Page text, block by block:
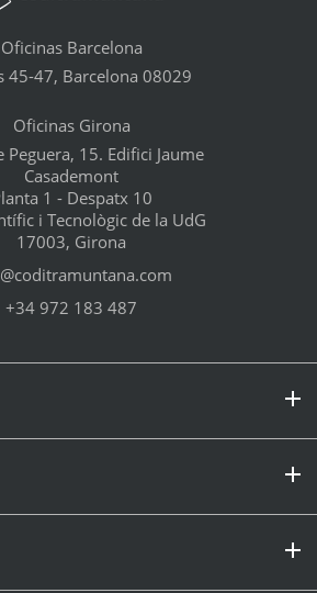
Oficinas Barcelona
45-47, Barcelona 08029
Oficinas Girona
Peguera, 15. Edifici Jaume
Casademont
1 - Despatx 10
i Tecnològic de la UdG
17003, Girona
+34 972 183 487